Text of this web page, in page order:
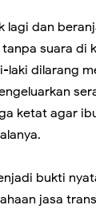
lagi dan
suara di
laki dilarang
ketat agar
bukti
jasa